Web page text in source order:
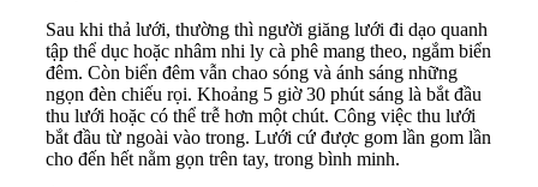
Sau khi thả lưới, thường thì người giăng lưới đi dạo quanh
tập thể dục hoặc nhâm nhi ly cà phê mang theo, ngắm biển
đêm. Còn biển đêm vẫn chao sóng và ánh sáng những
ngọn đèn chiếu rọi. Khoảng 5 giờ 30 phút sáng là bắt đầu
thu lưới hoặc có thể trễ hơn một chút. Công việc thu lưới
bắt đầu từ ngoài vào trong. Lưới cứ được gom lần gom lần
cho đến hết nằm gọn trên tay, trong bình minh.